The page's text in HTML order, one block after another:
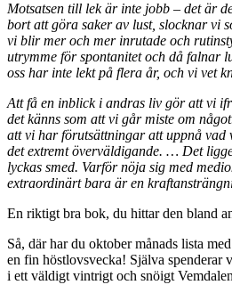
Motsatsen till lek är inte jobb – det är
bort att göra saker av lust, slocknar vi
vi blir mer och mer inrutade och
utrymme för spontanitet och då falnar
oss har inte lekt på flera år, och vi vet
Att få en inblick i andras liv gör att vi
det känns som att vi går miste om
att vi har förutsättningar att uppnå
det extremt överväldigande. … Det
lyckas smed. Varför nöja sig med
extraordinärt bara är en
En riktigt bra bok, du hittar den bland
Så, där har du oktober månads lista
en fin höstlovsvecka! Själva spenderar
i ett väldigt vintrigt och snöigt